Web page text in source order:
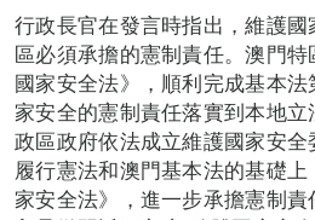
行政長官在發言時指出，維護
區必須承擔的憲制責任。澳門
國家安全法》，順利完成基本
家安全的憲制責任落實到本地
政區政府依法成立維護國家安
履行憲法和澳門基本法的基礎
家安全法》，進一步承擔憲制